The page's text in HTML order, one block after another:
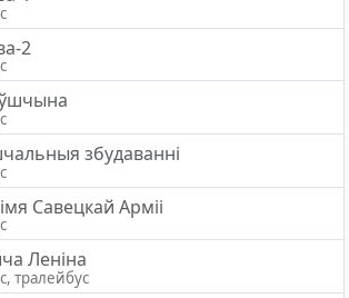
2
збудаванні
Савецкай Арміі
Леніна
тралейбус